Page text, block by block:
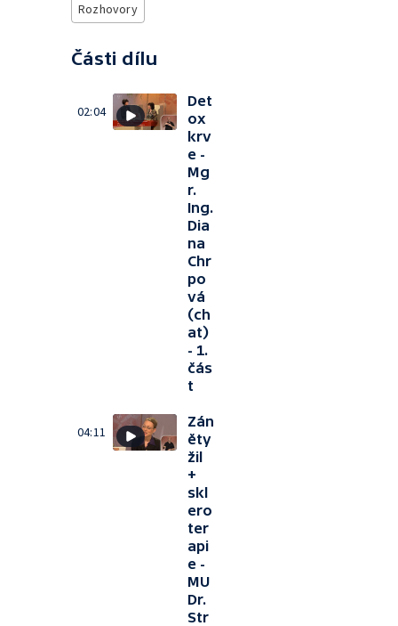
Rozhovory
Části dílu
02:04
Det
ox
krv
e -
Mg
r.
Ing.
Dia
na
Chr
po
vá
(ch
at)
- 1.
čás
t
04:11
Zán
ěty
žil
+
skl
ero
ter
api
e -
MU
Dr.
Str